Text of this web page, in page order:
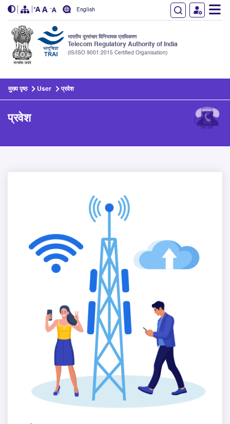
English
भारतीय दूरसंचार विनियामक प्राधिकरण
Telecom Regulatory Authority of India
(IS/ISO 9001:2015 Certified Organisation)
मुख्य पृष्ठ User प्रवेश
प्रवेश